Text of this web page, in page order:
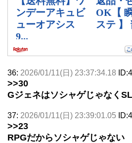
36: 2026/01/11(日) 23:37:34.18
>>30
Gジェネはソシャゲじゃなく
37: 2026/01/11(日) 23:39:01.05
>>23
RPGだからソシャゲじゃない